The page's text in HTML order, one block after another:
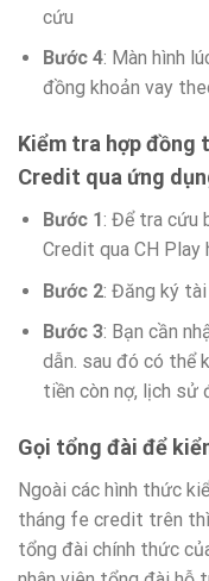
cứu
Bước 4: Màn hình
đồng khoản vay
Kiểm tra hợp đồng
Credit qua ứng
Bước 1: Để tra cứu
Credit qua CH Play
Bước 2: Đăng ký tài
Bước 3: Bạn cần
dẫn. sau đó có thể
tiền còn nợ, lịch sử
Gọi tổng đài để
Ngoài các hình thức
tháng fe credit trên
tổng đài chính thức